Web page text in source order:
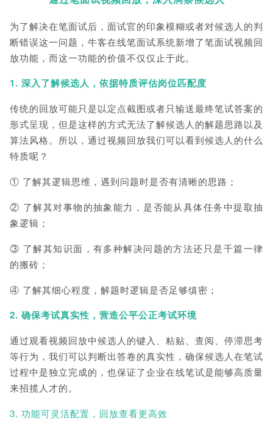
为了解决在笔面试后，面试官的印象模糊或者对候选人的判
断错误这一问题，牛客在线笔面试系统新增了笔面试视频回
放功能，而这一功能的价值不仅仅止于此。
1. 深入了解候选人，依据特质评估岗位匹配度
传统的回放可能只是以定点截图或者只输送最终笔试答案的
形式呈现，但是这样的方式无法了解候选人的解题思路以及
算法风格。所以，通过视频回放我们可以看到候选人的什么
特质呢？
① 了解其逻辑思维，遇到问题时是否有清晰的思路；
② 了解其对事物的抽象能力，是否能从具体任务中提取抽
象逻辑；
③ 了解其知识面，有多种解决问题的方法还只是千篇一律
的搬砖；
④ 了解其细心程度，解题时逻辑是否足够缜密；
2. 确保考试真实性，营造公平公正考试环境
通过观看视频回放中候选人的键入、粘贴、查阅、停滞思考
等行为，我们可以判断出答卷的真实性，确保候选人在笔试
过程中是独立完成的，也保证了企业在线笔试是能够高质量
来招揽人才的。
3. 功能可灵活配置，回放查看更高效